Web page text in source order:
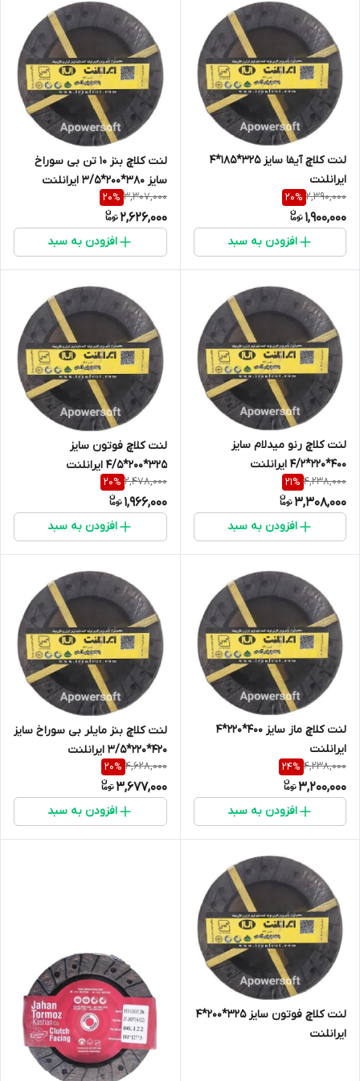
لنت کلاچ آیفا سایز 325*185*4
ایرانلنت
2,390,000
20%
1,900,000
افزودن به سبد
لنت کلاچ بنز 10 تن بی سوراخ
سایز 380*200*3/5 ایرانلنت
3,307,000
20%
2,626,000
افزودن به سبد
لنت کلاچ رنو میدلام سایز
400*220*4/2 ایرانلنت
4,238,000
21%
3,308,000
افزودن به سبد
لنت کلاچ فوتون سایز
325*200*4/5 ایرانلنت
2,478,000
20%
1,966,000
افزودن به سبد
لنت کلاچ ماز سایز 400*220*4
ایرانلنت
4,238,000
24%
3,200,000
افزودن به سبد
لنت کلاچ بنز مایلر بی سوراخ سایز
420*220*3/5 ایرانلنت
4,628,000
20%
3,677,000
افزودن به سبد
لنت کلاچ فوتون سایز 325*200*4
ایرانلنت